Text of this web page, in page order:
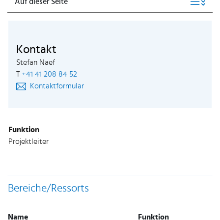
Kontakt
Stefan Naef
T +41 41 208 84 52
Kontaktformular
Funktion
Projektleiter
Bereiche/Ressorts
Name Funktion